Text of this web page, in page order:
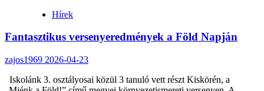
szárnyán
Költészet
szavalóverseny
Hírek
Fantasztikus versenyeredmények a Föld Napján
zajos1969 2026-04-23
Iskolánk 3. osztályosai közül 3 tanuló vett részt Kiskörén, a